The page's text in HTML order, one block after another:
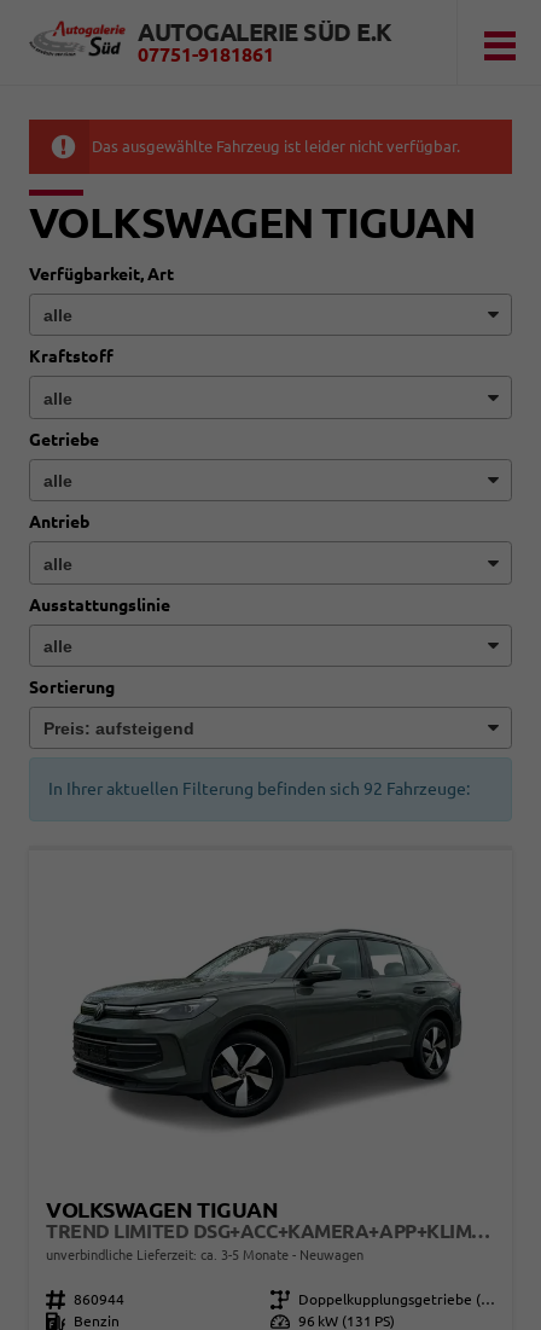
AUTOGALERIE SÜD E.K
07751-9181861
Das ausgewählte Fahrzeug ist leider nicht verfügbar.
VOLKSWAGEN TIGUAN
Verfügbarkeit, Art
Kraftstoff
Getriebe
Antrieb
Ausstattungslinie
Sortierung
In Ihrer aktuellen Filterung befinden sich 92 Fahrzeuge:
VOLKSWAGEN TIGUAN
TREND LIMITED DSG+ACC+KAMERA+APP+KLIMA+LED+17" LM
unverbindliche Lieferzeit: ca. 3-5 Monate Neuwagen
Fahrzeugnr. 860944 Getriebe
Doppelkupplungsgetriebe (DSG)
Kraftstoff
Benzin Leistung 96 kW (131 PS)